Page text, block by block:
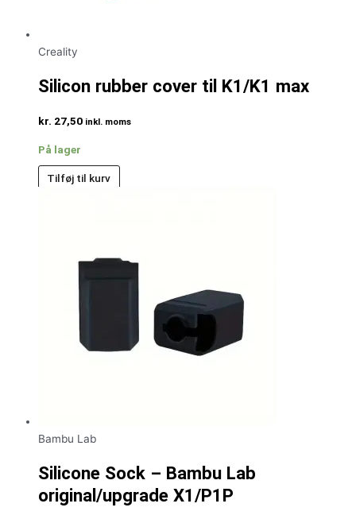
Creality
Silicon rubber cover til K1/K1 max
kr. 27,50 inkl. moms
På lager
Tilføj til kurv
Bambu Lab
Silicone Sock – Bambu Lab
original/upgrade X1/P1P